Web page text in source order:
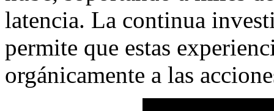
latencia. La continua
permite que estas
orgánicamente a las